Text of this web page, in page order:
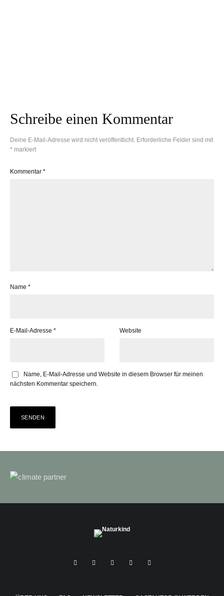
Schreibe einen Kommentar
Deine E-Mail-Adresse wird nicht veröffentlicht. Erforderliche Felder sind mit
* markiert
Kommentar *
Name *
E-Mail-Adresse * Website
Name, E-Mail-Adresse und Website in diesem Browser für meinen
nächsten Kommentar speichern.